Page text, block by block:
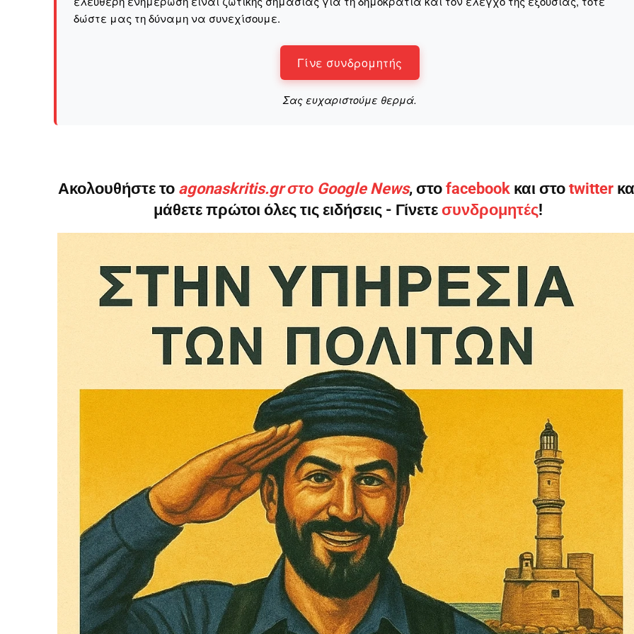
δώστε μας τη δύναμη να συνεχίσουμε.
Γίνε συνδρομητής
Σας ευχαριστούμε θερμά.
Ακολουθήστε το agonaskritis.gr στο Google News, στο facebook και στο twitter
μάθετε πρώτοι όλες τις ειδήσεις - Γίνετε συνδρομητές!